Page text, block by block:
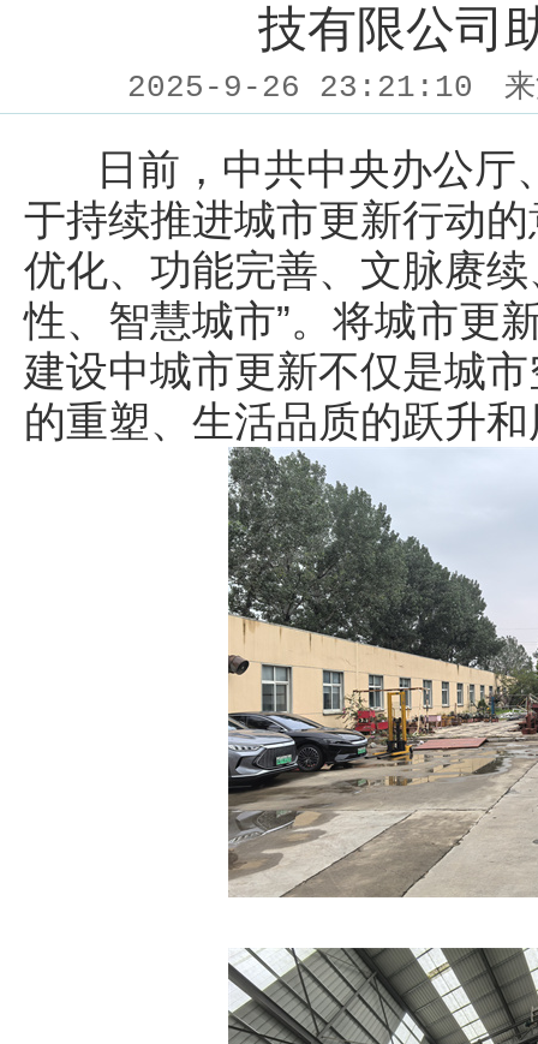
技有限公司
2025-9-26 23:21:10
日前，中共中央办公厅
于持续推进城市更新行动
优化、功能完善、文脉赓
性、智慧城市”。将城市更
建设中城市更新不仅是城
的重塑、生活品质的跃升